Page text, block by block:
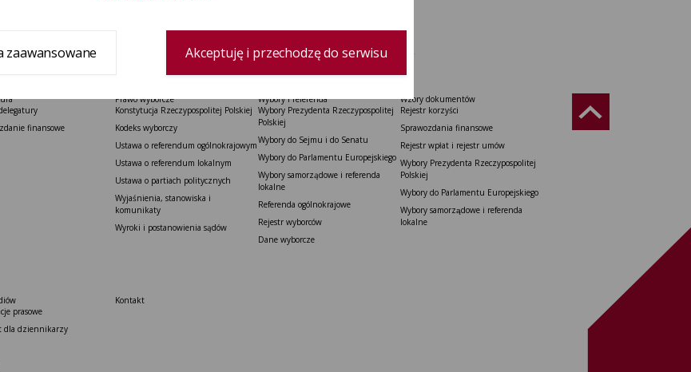
finansowe
Prawo wyborcze
Konstytucja Rzeczypospolitej Polskiej​
Kodeks wyborczy
Ustawa o referendum ogólnokrajowym
Ustawa o referendum lokalnym
Ustawa o partiach politycznych
Wyjaśnienia, stanowiska i
komunikaty
Wyroki i postanowienia sądów
Wybory i referenda
Wybory Prezydenta Rzeczypospolitej
Polskiej
Wybory do Sejmu i do Senatu
Wybory do Parlamentu Europejskiego
Wybory samorządowe i referenda
lokalne
Referenda ogólnokrajowe
Rejestr wyborców
Dane wyborcze
Wzory dokumentów
Rejestr korzyści
Sprawozdania finansowe
Rejestr wpłat i rejestr umów
Wybory Prezydenta Rzeczypospolitej
Polskiej
Wybory do Parlamentu Europejskiego
Wybory samorządowe i referenda
lokalne
prasowe
dla dziennikarzy
Kontakt
zaawansowane Akceptuję i przechodzę do serwisu